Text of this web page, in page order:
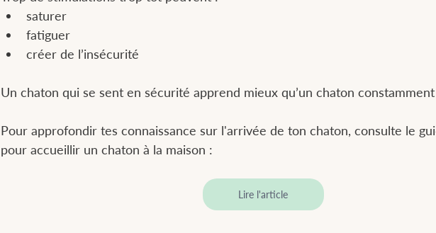
saturer
fatiguer
créer de l’insécurité
Un chaton qui se sent en sécurité apprend mieux qu’un chaton
Pour approfondir tes connaissance sur l'arrivée de ton chaton, consulte le
pour accueillir un chaton à la maison :
Lire l'article